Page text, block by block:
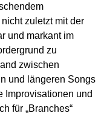
zuletzt mit der
und markant im
zu
zwischen
und längeren Songs
Improvisationen und
für „Branches“